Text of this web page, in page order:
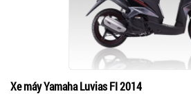
Xe máy Yamaha Luvias FI 2014